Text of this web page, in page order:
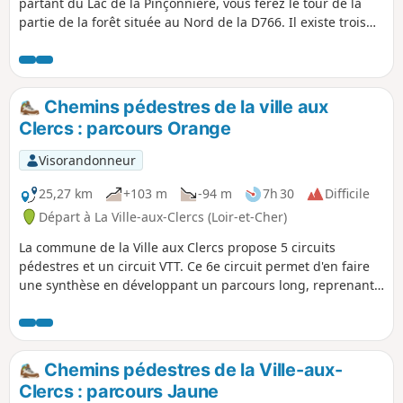
partie de la forêt située au Nord de la D766. Il existe trois
Picardière, - de la maison forestière de Saint-Sulpice, - du
tertre du Billieux à Molineuf.
Chemins pédestres de la ville aux
Clercs : parcours Orange
Visorandonneur
25,27 km
+103 m -94 m 7h 30
Difficile
Départ à La Ville-aux-Clercs (Loir-et-Cher)
La commune de la Ville aux Clercs propose 5 circuits
pédestres et un circuit VTT. Ce 6e circuit permet d'en faire
une synthèse en développant un parcours long, reprenant
boucle s'adresse aux randonneurs qui aiment les distances
un peu plus copieuses.
Chemins pédestres de la Ville-aux-
Clercs : parcours Jaune